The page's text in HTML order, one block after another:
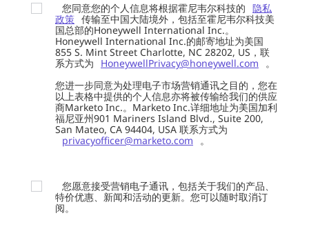
您同意您的个人信息将根据霍尼韦尔科技的 隐私
政策 传输至中国大陆境外，包括至霍尼韦尔科技美
国总部的Honeywell International Inc.。
Honeywell International Inc.的邮寄地址为美国
855 S. Mint Street Charlotte, NC 28202, US，联
系方式为
HoneywellPrivacy@honeywell.com
。
您进一步同意为处理电子市场营销通讯之目的，您在
以上表格中提供的个人信息亦将被传输给我们的供应
商Marketo Inc.。Marketo Inc.详细地址为美国加利
福尼亚州901 Mariners Island Blvd., Suite 200,
San Mateo, CA 94404, USA 联系方式为
privacyofficer@marketo.com
。
您愿意接受营销电子通讯，包括关于我们的产品、
特价优惠、新闻和活动的更新。您可以随时取消订
阅。